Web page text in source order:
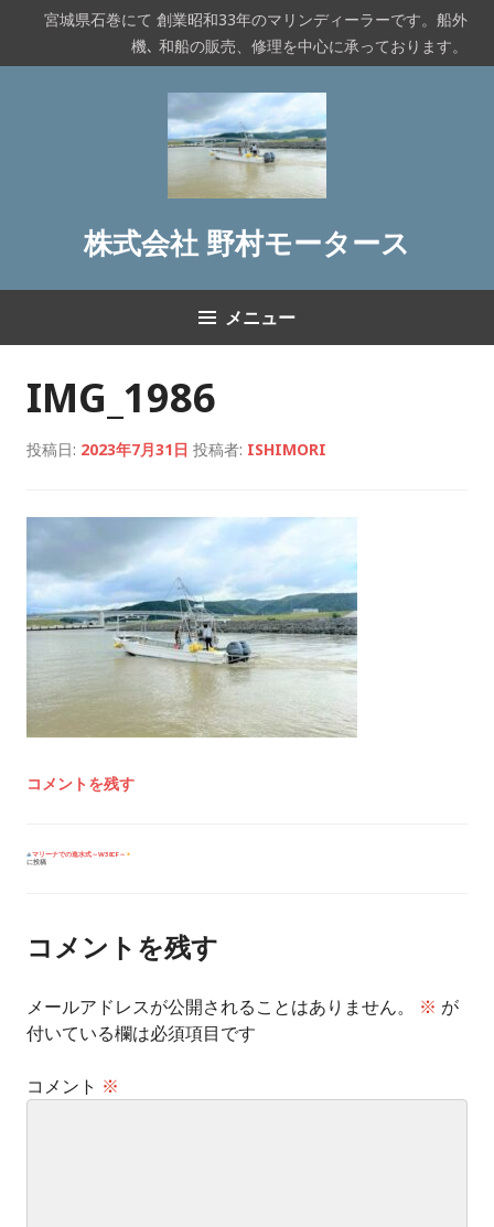
テ
宮城県石巻にて 創業昭和33年のマリンディーラーです。船外
機､ 和船の販売、修理を中心に承っております。
株式会社 野村モータース
メニュー
IMG_1986
投稿日: 2023年7月31日 投稿者: ISHIMORI
コメントを残す
投
シ
ョ
マリーナでの進水式～W38CF～
に投稿
コメントを残す
メールアドレスが公開されることはありません。 ※ が
付いている欄は必須項目です
コメント ※